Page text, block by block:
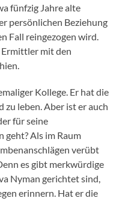
fünfzig Jahre alte
persönlichen Beziehung
Fall reingezogen wird.
mit den
Kollege. Er hat die
zu leben. Aber ist er auch
für seine
geht? Als im Raum
verübt
es gibt merkwürdige
Nyman gerichtet sind,
erinnern. Hat er die